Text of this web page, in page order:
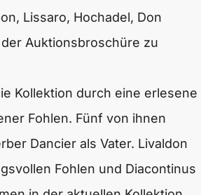
Lissaro, Hochadel, Don
Auktionsbroschüre zu
Kollektion durch eine erlesene
Fohlen. Fünf von ihnen
Dancier als Vater. Livaldon
Fohlen und Diacontinus